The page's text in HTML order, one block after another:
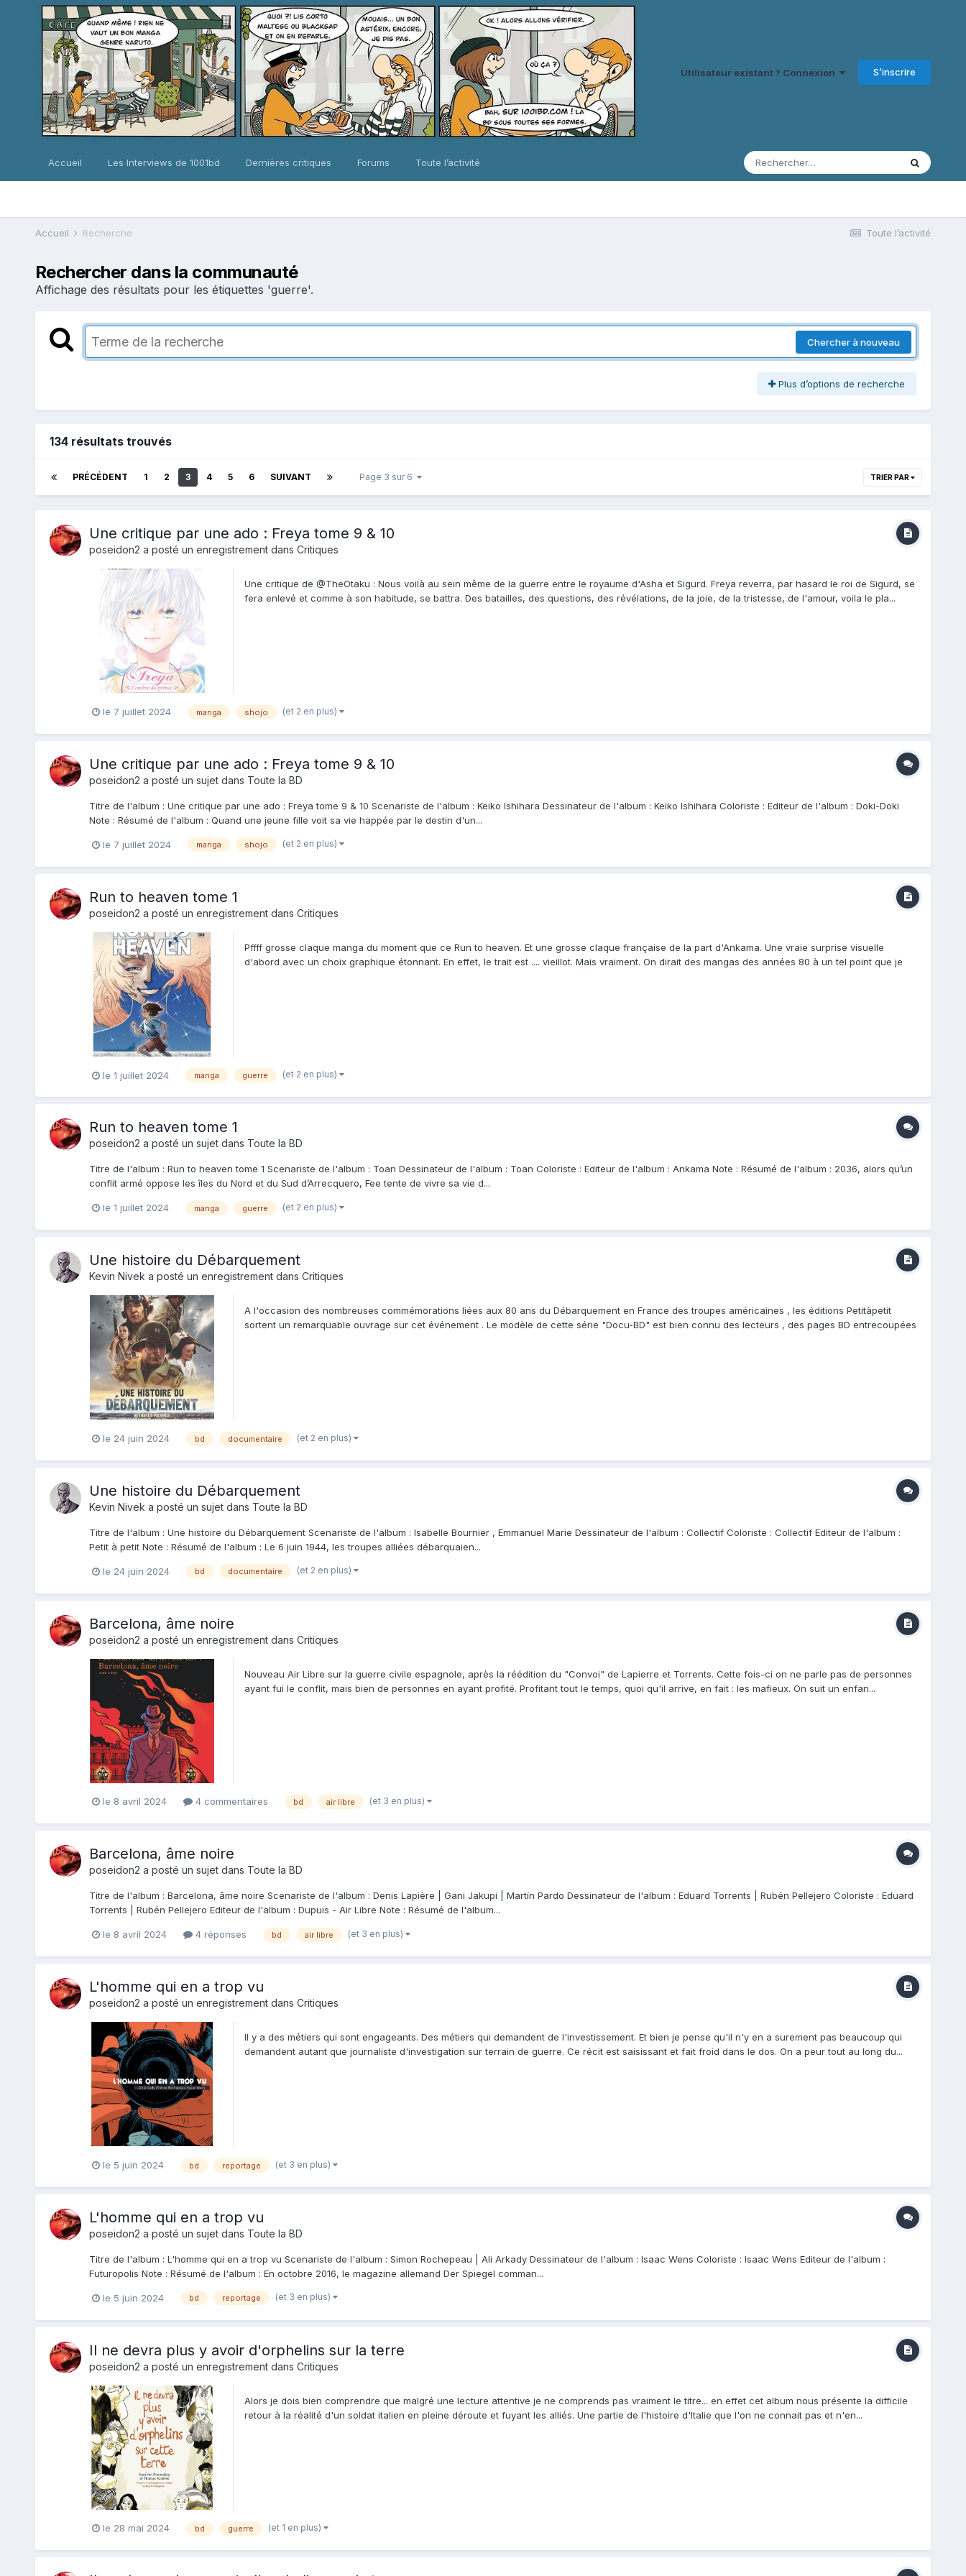
Utilisateur existant ? Connexion S’inscrire
Accueil Les Interviews de 1001bd Dernières critiques Forums Toute l’activité
Toute l’activité
Accueil Recherche
Rechercher dans la communauté
Affichage des résultats pour les étiquettes 'guerre'.
Chercher à nouveau
Plus d’options de recherche
134 résultats trouvés
PRÉCÉDENT 1 2 3 4 5 6 SUIVANT Page 3 sur 6 TRIER PAR
Une critique par une ado : Freya tome 9 & 10
poseidon2 a posté un enregistrement dans Critiques
Une critique de @TheOtaku : Nous voilà au sein même de la guerre entre le royaume d'Asha et Sigurd. Freya reverra, par hasard le roi de Sigurd, se
fera enlevé et comme à son habitude, se battra. Des batailles, des questions, des révélations, de la joie, de la tristesse, de l'amour, voila le pla...
le 7 juillet 2024 manga shojo (et 2 en plus)
Une critique par une ado : Freya tome 9 & 10
poseidon2 a posté un sujet dans Toute la BD
Titre de l'album : Une critique par une ado : Freya tome 9 & 10 Scenariste de l'album : Keiko Ishihara Dessinateur de l'album : Keiko Ishihara Coloriste : Editeur de l'album : Doki-Doki
Note : Résumé de l'album : Quand une jeune fille voit sa vie happée par le destin d'un...
le 7 juillet 2024 manga shojo (et 2 en plus)
Run to heaven tome 1
poseidon2 a posté un enregistrement dans Critiques
Pffff grosse claque manga du moment que ce Run to heaven. Et une grosse claque française de la part d'Ankama. Une vraie surprise visuelle
d'abord avec un choix graphique étonnant. En effet, le trait est .... vieillot. Mais vraiment. On dirait des mangas des années 80 à un tel point que je
le 1 juillet 2024 manga guerre (et 2 en plus)
Run to heaven tome 1
poseidon2 a posté un sujet dans Toute la BD
Titre de l'album : Run to heaven tome 1 Scenariste de l'album : Toan Dessinateur de l'album : Toan Coloriste : Editeur de l'album : Ankama Note : Résumé de l'album : 2036, alors qu’un
conflit armé oppose les îles du Nord et du Sud d’Arrecquero, Fee tente de vivre sa vie d...
le 1 juillet 2024 manga guerre (et 2 en plus)
Une histoire du Débarquement
Kevin Nivek a posté un enregistrement dans Critiques
A l'occasion des nombreuses commémorations liées aux 80 ans du Débarquement en France des troupes américaines , les éditions Petitàpetit
sortent un remarquable ouvrage sur cet événement . Le modèle de cette série "Docu-BD" est bien connu des lecteurs , des pages BD entrecoupées
le 24 juin 2024 bd documentaire (et 2 en plus)
Une histoire du Débarquement
Kevin Nivek a posté un sujet dans Toute la BD
Titre de l'album : Une histoire du Débarquement Scenariste de l'album : Isabelle Bournier , Emmanuel Marie Dessinateur de l'album : Collectif Coloriste : Collectif Editeur de l'album :
Petit à petit Note : Résumé de l'album : Le 6 juin 1944, les troupes alliées débarquaien...
le 24 juin 2024 bd documentaire (et 2 en plus)
Barcelona, âme noire
poseidon2 a posté un enregistrement dans Critiques
Nouveau Air Libre sur la guerre civile espagnole, après la réédition du "Convoi" de Lapierre et Torrents. Cette fois-ci on ne parle pas de personnes
ayant fui le conflit, mais bien de personnes en ayant profité. Profitant tout le temps, quoi qu'il arrive, en fait : les mafieux. On suit un enfan...
le 8 avril 2024 4 commentaires bd air libre (et 3 en plus)
Barcelona, âme noire
poseidon2 a posté un sujet dans Toute la BD
Titre de l'album : Barcelona, âme noire Scenariste de l'album : Denis Lapière | Gani Jakupi | Martín Pardo Dessinateur de l'album : Eduard Torrents | Rubén Pellejero Coloriste : Eduard
Torrents | Rubén Pellejero Editeur de l'album : Dupuis - Air Libre Note : Résumé de l'album...
le 8 avril 2024 4 réponses bd air libre (et 3 en plus)
L'homme qui en a trop vu
poseidon2 a posté un enregistrement dans Critiques
Il y a des métiers qui sont engageants. Des métiers qui demandent de l'investissement. Et bien je pense qu'il n'y en a surement pas beaucoup qui
demandent autant que journaliste d'investigation sur terrain de guerre. Ce récit est saisissant et fait froid dans le dos. On a peur tout au long du...
le 5 juin 2024 bd reportage (et 3 en plus)
L'homme qui en a trop vu
poseidon2 a posté un sujet dans Toute la BD
Titre de l'album : L'homme qui en a trop vu Scenariste de l'album : Simon Rochepeau | Ali Arkady Dessinateur de l'album : Isaac Wens Coloriste : Isaac Wens Editeur de l'album :
Futuropolis Note : Résumé de l'album : En octobre 2016, le magazine allemand Der Spiegel comman...
le 5 juin 2024 bd reportage (et 3 en plus)
Il ne devra plus y avoir d'orphelins sur la terre
poseidon2 a posté un enregistrement dans Critiques
Alors je dois bien comprendre que malgré une lecture attentive je ne comprends pas vraiment le titre... en effet cet album nous présente la difficile
retour à la réalité d'un soldat italien en pleine déroute et fuyant les alliés. Une partie de l'histoire d'Italie que l'on ne connait pas et n'en...
le 28 mai 2024 bd guerre (et 1 en plus)